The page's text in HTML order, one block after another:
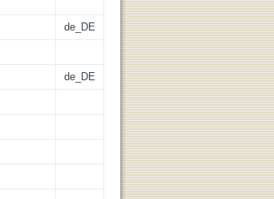
de_DE
de_DE